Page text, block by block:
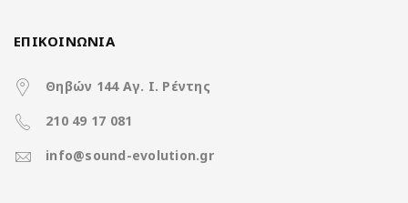
Android Auto
Διαχωρισμός Οθόνης (Split Screen)
3 Διαφορετικά θέματα
ΕΠΙΚΟΙΝΩΝΙΑ
Θηβών 144 Αγ. Ι. Ρέντης
210 49 17 081
info@sound-evolution.gr